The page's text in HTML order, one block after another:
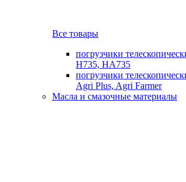
Все товары
погрузчики
H735, HA735
погрузчики
Agri Plus, Agri Farmer
Масла и смазочные материалы